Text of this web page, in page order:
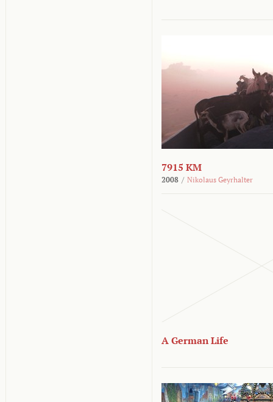
7915 KM
2008 / Nikolaus Geyrhalter
A German Life